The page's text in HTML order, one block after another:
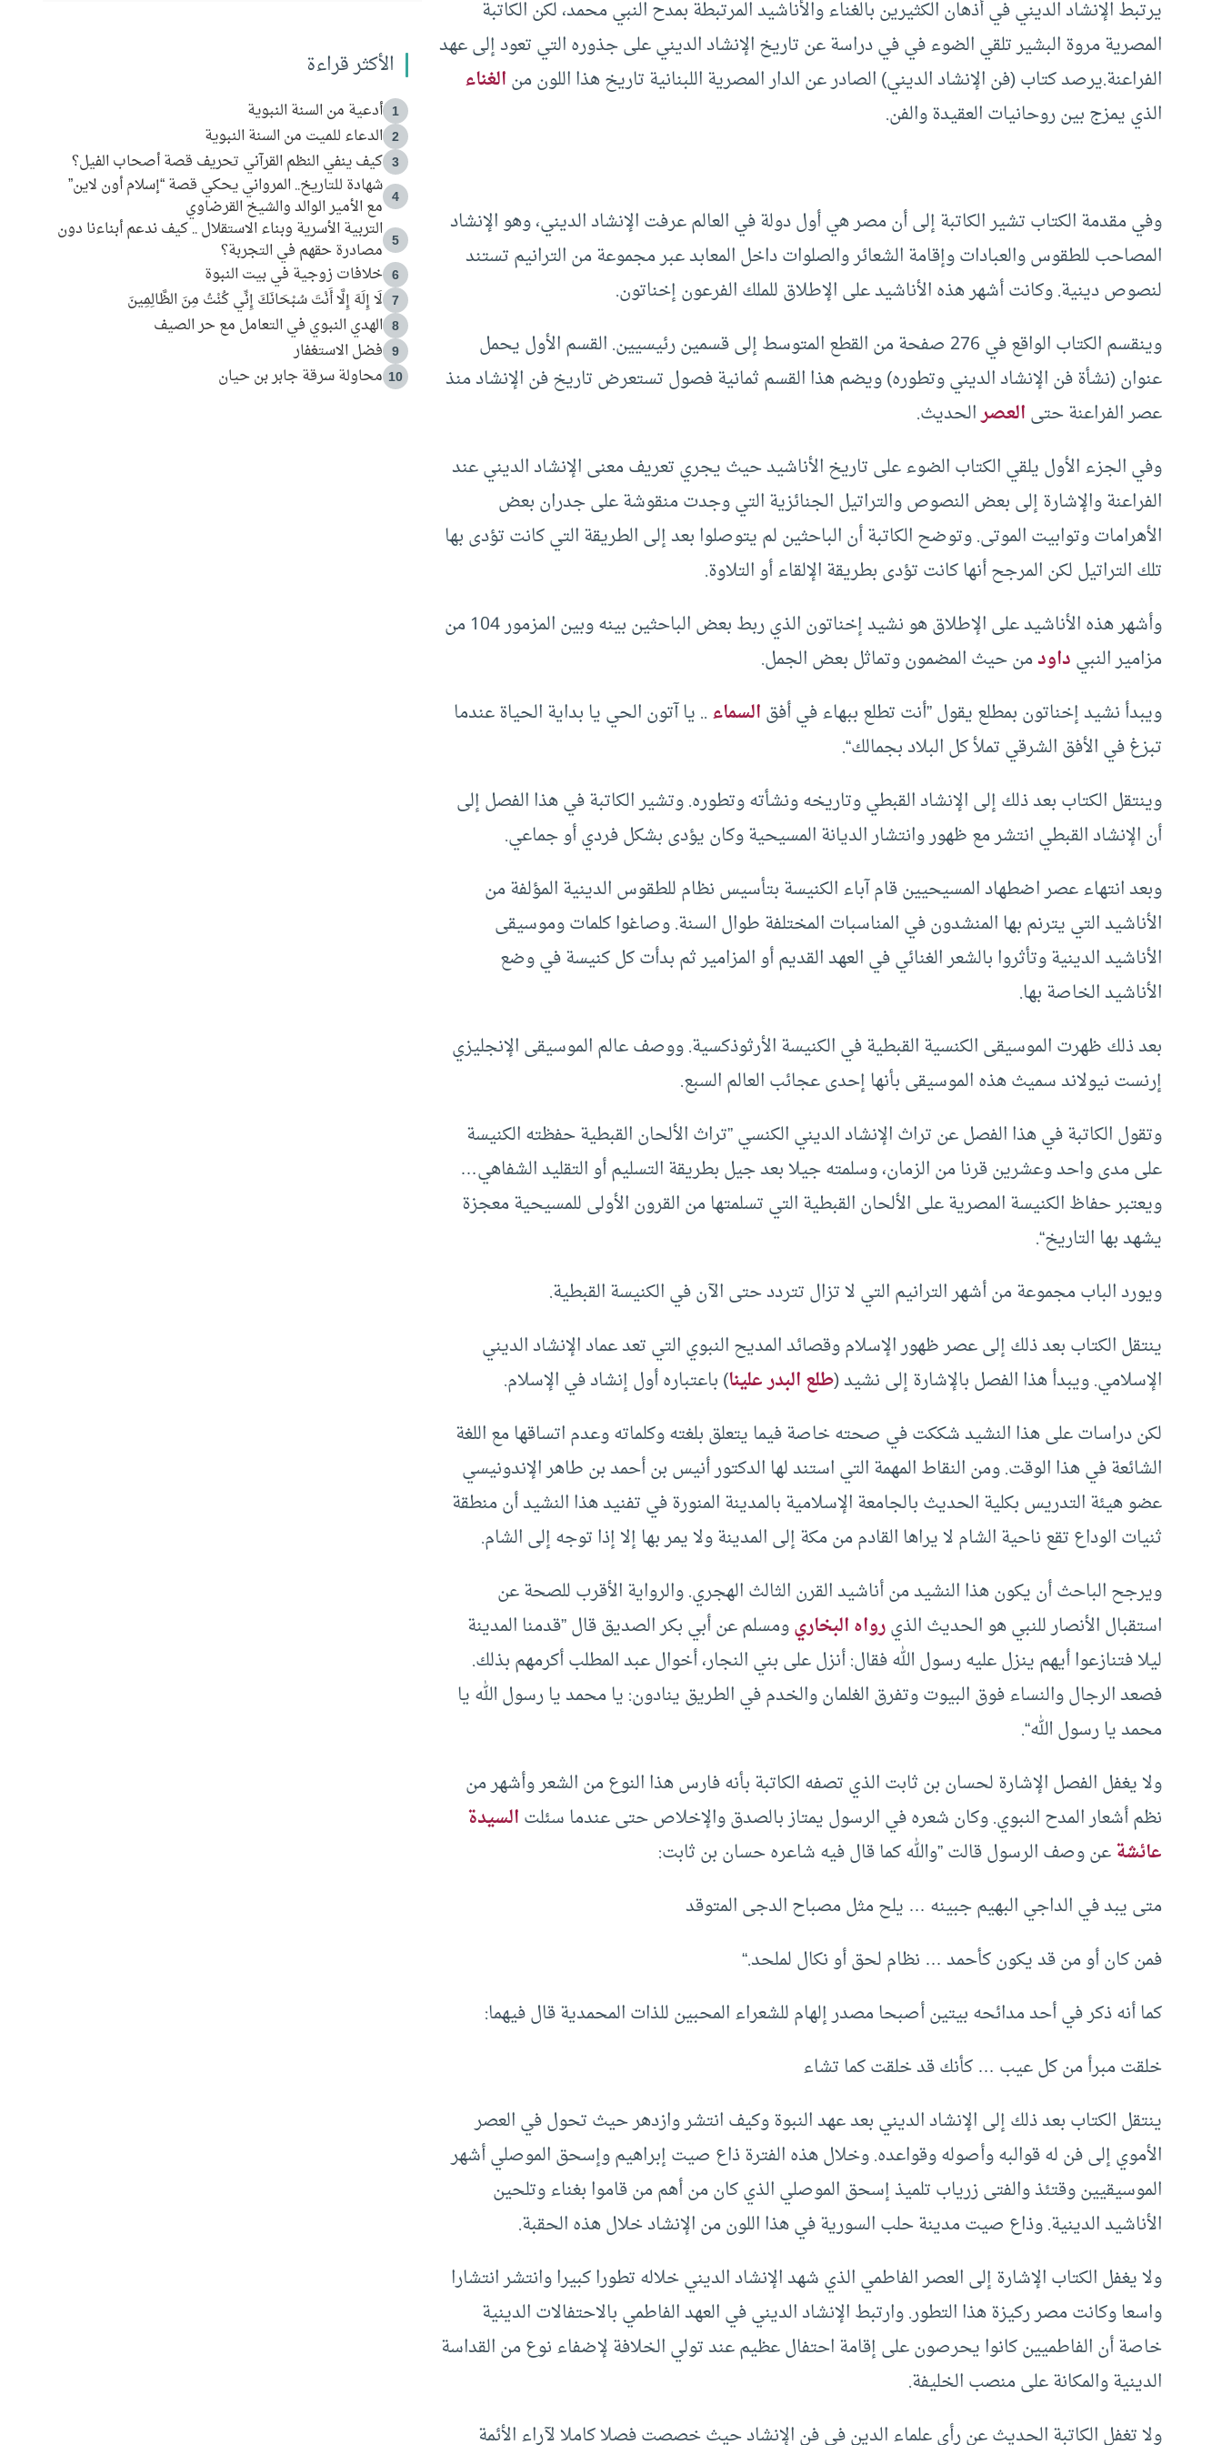
يرتبط الإنشاد الديني في أذهان الكثيرين بالغناء والأناشيد المرتبطة بمدح النبي محمد، لكن الكاتبة
المصرية مروة البشير تلقي الضوء في في دراسة عن تاريخ الإنشاد الديني على جذوره التي تعود إلى عهد
الفراعنة.يرصد كتاب (فن الإنشاد الديني) الصادر عن الدار المصرية اللبنانية تاريخ هذا اللون منالغناء
الذي يمزج بين روحانيات العقيدة والفن.
وفي مقدمة الكتاب تشير الكاتبة إلى أن مصر هي أول دولة في العالم عرفت الإنشاد الديني، وهو الإنشاد
المصاحب للطقوس والعبادات وإقامة الشعائر والصلوات داخل المعابد عبر مجموعة من الترانيم تستند
لنصوص دينية. وكانت أشهر هذه الأناشيد على الإطلاق للملك الفرعون إخناتون.
وينقسم الكتاب الواقع في 276 صفحة من القطع المتوسط إلى قسمين رئيسيين. القسم الأول يحمل
عنوان (نشأة فن الإنشاد الديني وتطوره) ويضم هذا القسم ثمانية فصول تستعرض تاريخ فن الإنشاد منذ
عصر الفراعنة حتىالعصرالحديث.
وفي الجزء الأول يلقي الكتاب الضوء على تاريخ الأناشيد حيث يجري تعريف معنى الإنشاد الديني عند
الفراعنة والإشارة إلى بعض النصوص والتراتيل الجنائزية التي وجدت منقوشة على جدران بعض
الأهرامات وتوابيت الموتى. وتوضح الكاتبة أن الباحثين لم يتوصلوا بعد إلى الطريقة التي كانت تؤدى بها
تلك التراتيل لكن المرجح أنها كانت تؤدى بطريقة الإلقاء أو التلاوة.
وأشهر هذه الأناشيد على الإطلاق هو نشيد إخناتون الذي ربط بعض الباحثين بينه وبين المزمور 104 من
مزامير النبيداودمن حيث المضمون وتماثل بعض الجمل.
ويبدأ نشيد إخناتون بمطلع يقول ”أنت تطلع ببهاء في أفقالسماء.. يا آتون الحي يا بداية الحياة عندما
تبزغ في الأفق الشرقي تملأ كل البلاد بجمالك“.
وينتقل الكتاب بعد ذلك إلى الإنشاد القبطي وتاريخه ونشأته وتطوره. وتشير الكاتبة في هذا الفصل إلى
أن الإنشاد القبطي انتشر مع ظهور وانتشار الديانة المسيحية وكان يؤدى بشكل فردي أو جماعي.
وبعد انتهاء عصر اضطهاد المسيحيين قام آباء الكنيسة بتأسيس نظام للطقوس الدينية المؤلفة من
الأناشيد التي يترنم بها المنشدون في المناسبات المختلفة طوال السنة. وصاغوا كلمات وموسيقى
الأناشيد الدينية وتأثروا بالشعر الغنائي في العهد القديم أو المزامير ثم بدأت كل كنيسة في وضع
الأناشيد الخاصة بها.
بعد ذلك ظهرت الموسيقى الكنسية القبطية في الكنيسة الأرثوذكسية. ووصف عالم الموسيقى الإنجليزي
إرنست نيولاند سميث هذه الموسيقى بأنها إحدى عجائب العالم السبع.
وتقول الكاتبة في هذا الفصل عن تراث الإنشاد الديني الكنسي ”تراث الألحان القبطية حفظته الكنيسة
على مدى واحد وعشرين قرنا من الزمان، وسلمته جيلا بعد جيل بطريقة التسليم أو التقليد الشفاهي…
ويعتبر حفاظ الكنيسة المصرية على الألحان القبطية التي تسلمتها من القرون الأولى للمسيحية معجزة
يشهد بها التاريخ“.
ويورد الباب مجموعة من أشهر الترانيم التي لا تزال تتردد حتى الآن في الكنيسة القبطية.
ينتقل الكتاب بعد ذلك إلى عصر ظهور الإسلام وقصائد المديح النبوي التي تعد عماد الإنشاد الديني
الإسلامي. ويبدأ هذا الفصل بالإشارة إلى نشيد (طلع البدر علينا) باعتباره أول إنشاد في الإسلام.
لكن دراسات على هذا النشيد شككت في صحته خاصة فيما يتعلق بلغته وكلماته وعدم اتساقها مع اللغة
الشائعة في هذا الوقت. ومن النقاط المهمة التي استند لها الدكتور أنيس بن أحمد بن طاهر الإندونيسي
عضو هيئة التدريس بكلية الحديث بالجامعة الإسلامية بالمدينة المنورة في تفنيد هذا النشيد أن منطقة
ثنيات الوداع تقع ناحية الشام لا يراها القادم من مكة إلى المدينة ولا يمر بها إلا إذا توجه إلى الشام.
ويرجح الباحث أن يكون هذا النشيد من أناشيد القرن الثالث الهجري. والرواية الأقرب للصحة عن
استقبال الأنصار للنبي هو الحديث الذيرواه البخاريومسلم عن أبي بكر الصديق قال ”قدمنا المدينة
ليلا فتنازعوا أيهم ينزل عليه رسول الله فقال: أنزل على بني النجار، أخوال عبد المطلب أكرمهم بذلك.
فصعد الرجال والنساء فوق البيوت وتفرق الغلمان والخدم في الطريق ينادون: يا محمد يا رسول الله يا
محمد يا رسول الله“.
ولا يغفل الفصل الإشارة لحسان بن ثابت الذي تصفه الكاتبة بأنه فارس هذا النوع من الشعر وأشهر من
نظم أشعار المدح النبوي. وكان شعره في الرسول يمتاز بالصدق والإخلاص حتى عندما سئلتالسيدة
عائشةعن وصف الرسول قالت ”والله كما قال فيه شاعره حسان بن ثابت:
متى يبد في الداجي البهيم جبينه … يلح مثل مصباح الدجى المتوقد
فمن كان أو من قد يكون كأحمد … نظام لحق أو نكال لملحد.“
كما أنه ذكر في أحد مدائحه بيتين أصبحا مصدر إلهام للشعراء المحبين للذات المحمدية قال فيهما:
خلقت مبرأ من كل عيب … كأنك قد خلقت كما تشاء
ينتقل الكتاب بعد ذلك إلى الإنشاد الديني بعد عهد النبوة وكيف انتشر وازدهر حيث تحول في العصر
الأموي إلى فن له قوالبه وأصوله وقواعده. وخلال هذه الفترة ذاع صيت إبراهيم وإسحق الموصلي أشهر
الموسيقيين وقتئذ والفتى زرياب تلميذ إسحق الموصلي الذي كان من أهم من قاموا بغناء وتلحين
الأناشيد الدينية. وذاع صيت مدينة حلب السورية في هذا اللون من الإنشاد خلال هذه الحقبة.
ولا يغفل الكتاب الإشارة إلى العصر الفاطمي الذي شهد الإنشاد الديني خلاله تطورا كبيرا وانتشر انتشارا
واسعا وكانت مصر ركيزة هذا التطور. وارتبط الإنشاد الديني في العهد الفاطمي بالاحتفالات الدينية
خاصة أن الفاطميين كانوا يحرصون على إقامة احتفال عظيم عند تولي الخلافة لإضفاء نوع من القداسة
الدينية والمكانة على منصب الخليفة.
ولا تغفل الكاتبة الحديث عن رأي علماء الدين في فن الإنشاد حيث خصصت فصلا كاملا لآراء الأئمة
الأكثر قراءة
1 أدعية من السنة النبوية
2 الدعاء للميت من السنة النبوية
3 كيف ينفي النظم القرآني تحريف قصة أصحاب الفيل؟
4
شهادة للتاريخ.. المرواني يحكي قصة “إسلام أون لاين”
مع الأمير الوالد والشيخ القرضاوي
5
التربية الأسرية وبناء الاستقلال .. كيف ندعم أبناءنا دون
مصادرة حقهم في التجربة؟
6 خلافات زوجية في بيت النبوة
7 لَا إِلَهَ إِلَّا أَنْتَ سُبْحَانَكَ إِنِّي كُنْتُ مِنَ الظَّالِمِينَ
8 الهدي النبوي في التعامل مع حر الصيف
9 فضل الاستغفار
10 محاولة سرقة جابر بن حيان